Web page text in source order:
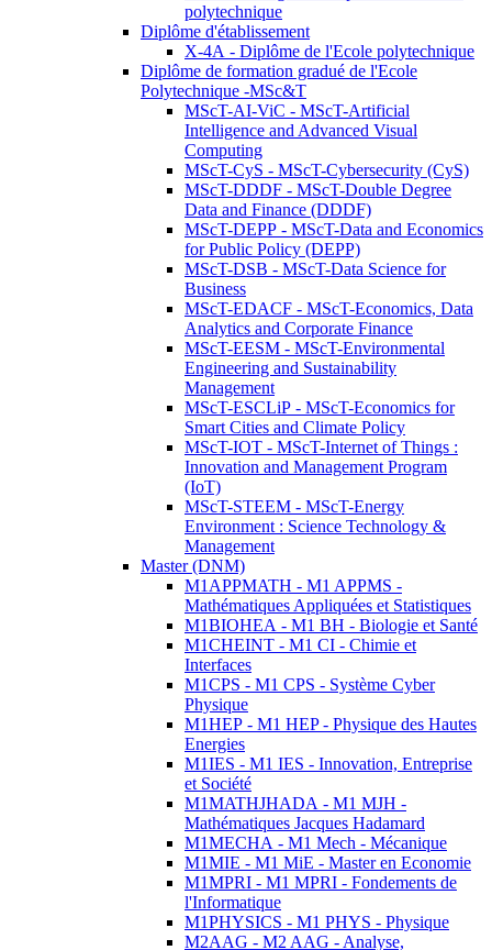
polytechnique
Diplôme d'établissement
X-4A - Diplôme de l'Ecole polytechnique
Diplôme de formation gradué de l'Ecole
Polytechnique -MSc&T
MScT-AI-ViC - MScT-Artificial
Intelligence and Advanced Visual
Computing
MScT-CyS - MScT-Cybersecurity (CyS)
MScT-DDDF - MScT-Double Degree
Data and Finance (DDDF)
MScT-DEPP - MScT-Data and Economics
for Public Policy (DEPP)
MScT-DSB - MScT-Data Science for
Business
MScT-EDACF - MScT-Economics, Data
Analytics and Corporate Finance
MScT-EESM - MScT-Environmental
Engineering and Sustainability
Management
MScT-ESCLiP - MScT-Economics for
Smart Cities and Climate Policy
MScT-IOT - MScT-Internet of Things :
Innovation and Management Program
(IoT)
MScT-STEEM - MScT-Energy
Environment : Science Technology &
Management
Master (DNM)
M1APPMATH - M1 APPMS -
Mathématiques Appliquées et Statistiques
M1BIOHEA - M1 BH - Biologie et Santé
M1CHEINT - M1 CI - Chimie et
Interfaces
M1CPS - M1 CPS - Système Cyber
Physique
M1HEP - M1 HEP - Physique des Hautes
Energies
M1IES - M1 IES - Innovation, Entreprise
et Société
M1MATHJHADA - M1 MJH -
Mathématiques Jacques Hadamard
M1MECHA - M1 Mech - Mécanique
M1MIE - M1 MiE - Master en Economie
M1MPRI - M1 MPRI - Fondements de
l'Informatique
M1PHYSICS - M1 PHYS - Physique
M2AAG - M2 AAG - Analyse,